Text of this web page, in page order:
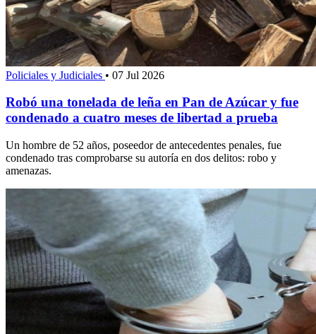
Policiales y Judiciales • 07 Jul 2026
Robó una tonelada de leña en Pan de Azúcar y fue
condenado a cuatro meses de libertad a prueba
Un hombre de 52 años, poseedor de antecedentes penales, fue
condenado tras comprobarse su autoría en dos delitos: robo y
amenazas.